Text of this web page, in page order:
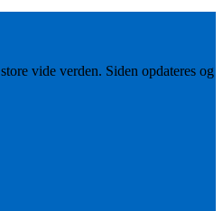
vide verden. Siden opdateres og